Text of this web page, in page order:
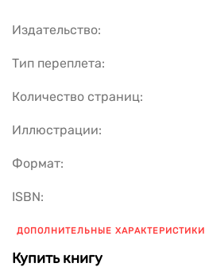
Издательство:
Тип переплета:
Количество страниц:
Иллюстрации:
Формат:
ISBN:
ДОПОЛНИТЕЛЬНЫЕ ХАРАКТЕРИСТИКИ
Купить книгу